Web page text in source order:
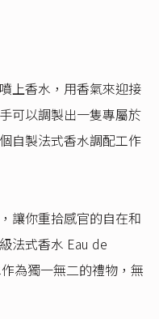
上香水，用香氣來迎接
可以調製出一隻專屬於
自製法式香水調配工作
讓你重拾感官的自在和
法式香水 Eau de
為獨一無二的禮物，無